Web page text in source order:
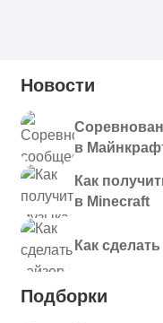
Новости
в
Как
в Minecraft
Как
Подборки